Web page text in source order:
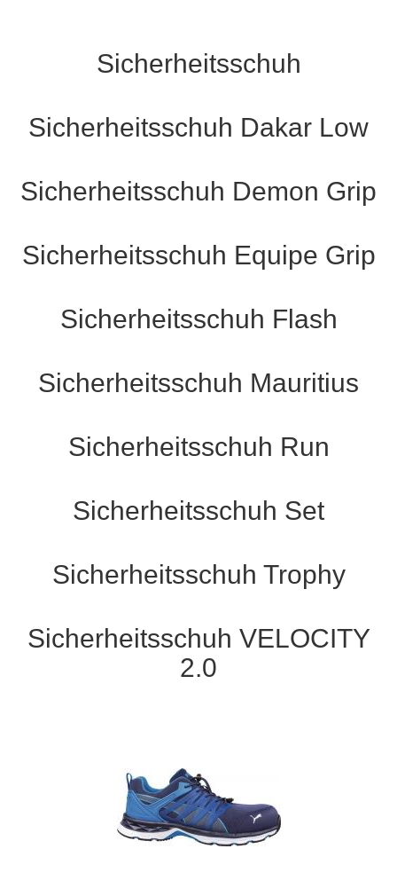
Sicherheitsschuh
Sicherheitsschuh Dakar Low
Sicherheitsschuh Demon Grip
Sicherheitsschuh Equipe Grip
Sicherheitsschuh Flash
Sicherheitsschuh Mauritius
Sicherheitsschuh Run
Sicherheitsschuh Set
Sicherheitsschuh Trophy
Sicherheitsschuh VELOCITY
2.0